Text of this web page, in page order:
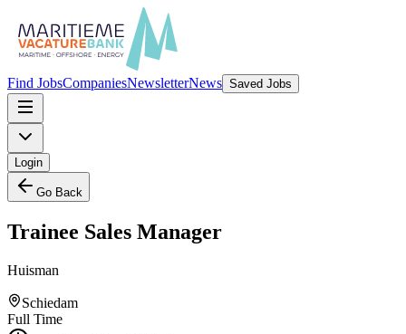
Find JobsCompaniesNewsletterNews Saved Jobs
Login
Go Back
Trainee Sales Manager
Huisman
Schiedam
Full Time